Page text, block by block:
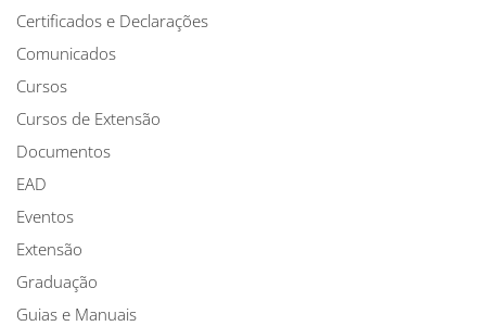
Certificados e Declarações
Comunicados
Cursos
Cursos de Extensão
Documentos
EAD
Eventos
Extensão
Graduação
Guias e Manuais